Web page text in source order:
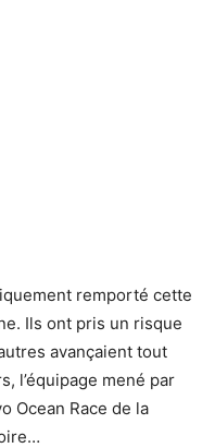
remporté cette
Ils ont pris un risque
avançaient tout
l’équipage mené par
Ocean Race de la